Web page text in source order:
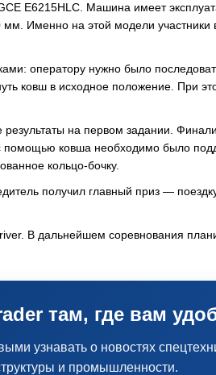
E6215HLC. Машина имеет
Именно на этой модели участники
оператору нужно было
ковш в исходное положение. При
на первом задании.
помощью ковша необходимо было
кольцо-бочку.
получил главный приз —
В дальнейшем соревнования
там, где вам
узнавать о новостях
и промышленности.